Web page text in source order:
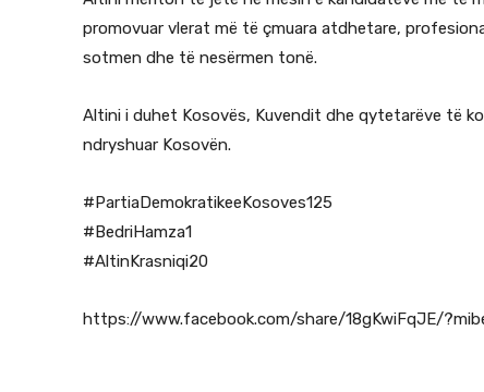
promovuar vlerat më të çmuara atdhetare,
sotmen dhe të nesërmen tonë.
Altini i duhet Kosovës, Kuvendit dhe qytetarëve të
ndryshuar Kosovën.
#PartiaDemokratikeeKosoves125
#BedriHamza1
#AltinKrasniqi20
https://www.facebook.com/share/18gKwiFqJE/